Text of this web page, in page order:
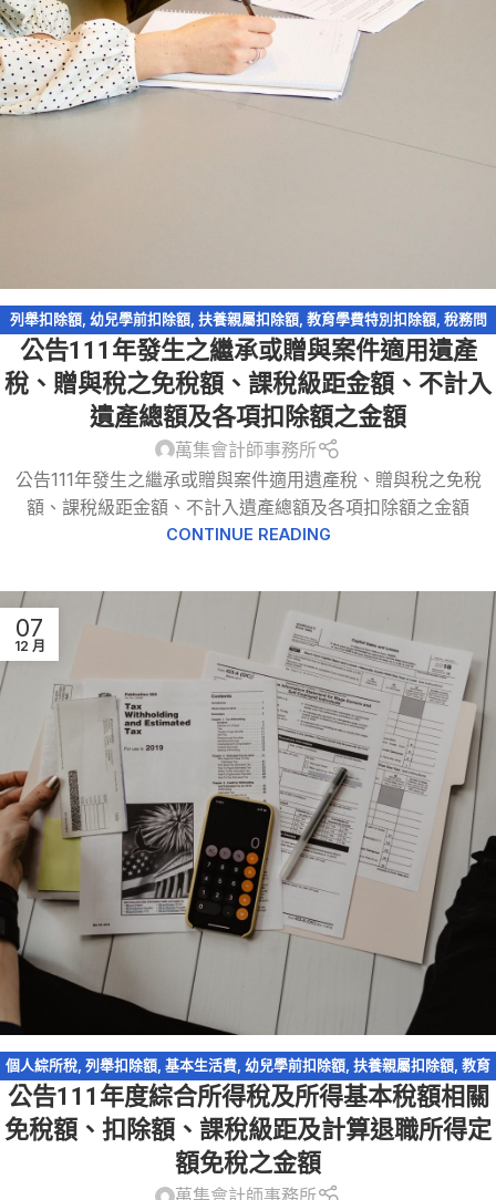
列舉扣除額, 幼兒學前扣除額, 扶養親屬扣除額, 教育學費特別扣除額, 稅務問
答-遺產及贈與稅,稅務法規,遺產及贈與稅,遺贈
公告111年發生之繼承或贈與案件適用遺產
稅、贈與稅之免稅額、課稅級距金額、不計入
遺產總額及各項扣除額之金額
萬集會計師事務所
公告111年發生之繼承或贈與案件適用遺產稅、贈與稅之免稅
額、課稅級距金額、不計入遺產總額及各項扣除額之金額
CONTINUE READING
07
12 月
個人綜所稅, 列舉扣除額, 基本生活費, 幼兒學前扣除額, 扶養親屬扣除額, 教育
學費特別扣除額,標準扣除額,稅務法規
公告111年度綜合所得稅及所得基本稅額相關
免稅額、扣除額、課稅級距及計算退職所得定
額免稅之金額